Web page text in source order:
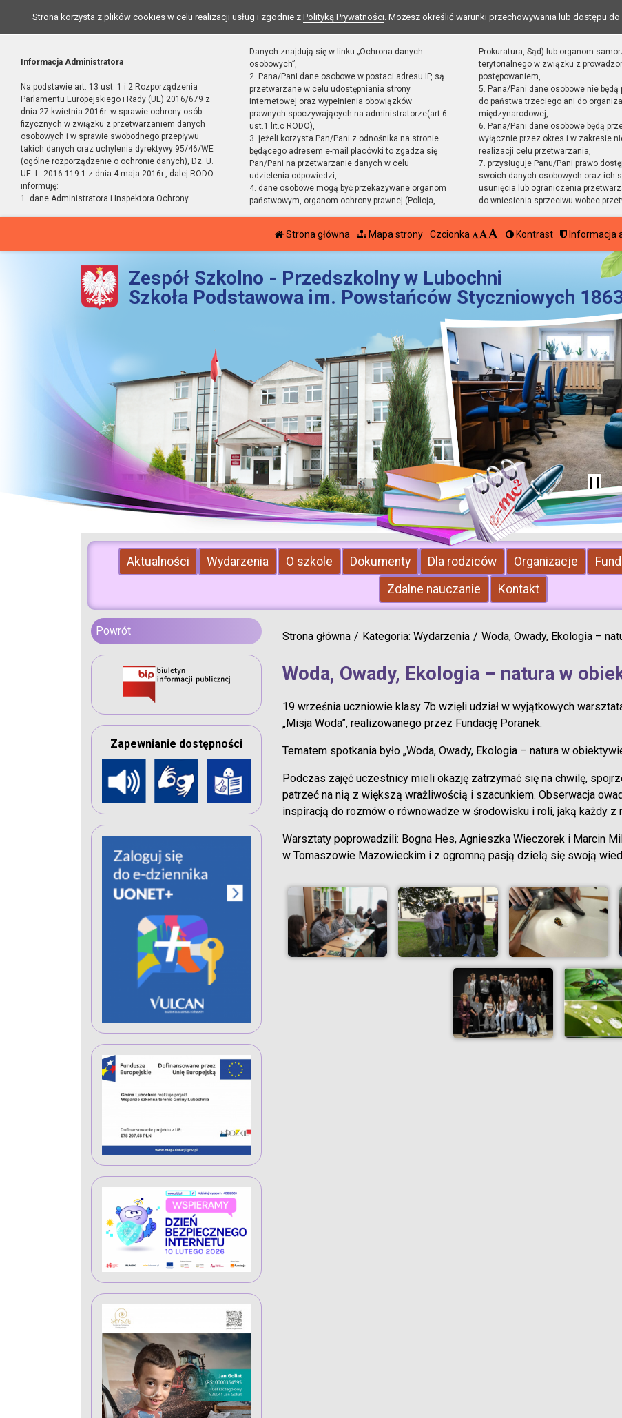
Strona korzysta z plików cookies w celu realizacji usług i zgodnie z Polityką Prywatności. Możesz określić warunki przechowywania lub dostępu
Informacja Administratora
Na podstawie art. 13 ust. 1 i 2 Rozporządzenia
Parlamentu Europejskiego i Rady (UE) 2016/679 z
dnia 27 kwietnia 2016r. w sprawie ochrony osób
fizycznych w związku z przetwarzaniem danych
osobowych i w sprawie swobodnego przepływu
takich danych oraz uchylenia dyrektywy 95/46/WE
(ogólne rozporządzenie o ochronie danych), Dz. U.
UE. L. 2016.119.1 z dnia 4 maja 2016r., dalej RODO
informuję:
1. dane Administratora i Inspektora Ochrony
Danych znajdują się w linku „Ochrona danych
osobowych”,
2. Pana/Pani dane osobowe w postaci adresu IP, są
przetwarzane w celu udostępniania strony
internetowej oraz wypełnienia obowiązków
prawnych spoczywających na administratorze(art.6
ust.1 lit.c RODO),
3. jeżeli korzysta Pan/Pani z odnośnika na stronie
będącego adresem e-mail placówki to zgadza się
Pan/Pani na przetwarzanie danych w celu
udzielenia odpowiedzi,
4. dane osobowe mogą być przekazywane organom
państwowym, organom ochrony prawnej (Policja,
Prokuratura, Sąd) lub organom
terytorialnego w związku z
postępowaniem,
5. Pana/Pani dane osobowe nie będą
do państwa trzeciego ani do
międzynarodowej,
6. Pana/Pani dane osobowe będą
wyłącznie przez okres i w zakresie
realizacji celu przetwarzania,
7. przysługuje Panu/Pani prawo
swoich danych osobowych oraz ich
usunięcia lub ograniczenia
do wniesienia sprzeciwu wobec
Strona główna Mapa strony Czcionka Kontrast Informacja
Zespół Szkolno - Przedszkolny w Lubochni
Szkoła Podstawowa im. Powstańców Styczniowych
Aktualności Wydarzenia O szkole Dokumenty Dla rodziców Organizacje
Zdalne nauczanie
Kontakt
Strona główna Kategoria: Wydarzenia Woda, Owady, Ekologia –
Woda, Owady, Ekologia – natura w
19 września uczniowie klasy 7b wzięli udział w wyjątkowych
„Misja Woda”, realizowanego przez Fundację Poranek.
Tematem spotkania było „Woda, Owady, Ekologia – natura w
Podczas zajęć uczestnicy mieli okazję zatrzymać się na chwilę,
patrzeć na nią z większą wrażliwością i szacunkiem. Obserwacja
inspiracją do rozmów o równowadze w środowisku i roli, jaką każdy z
Warsztaty poprowadzili: Bogna Hes, Agnieszka Wieczorek i Marcin
w Tomaszowie Mazowieckim i z ogromną pasją dzielą się swoją
Powrót
Zapewnianie dostępności